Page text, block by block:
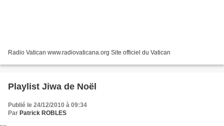
Radio Vatican www.radiovaticana.org Site officiel du Vatican
Playlist Jiwa de Noël
Publié le 24/12/2010 à 09:34
Par Patrick ROBLES